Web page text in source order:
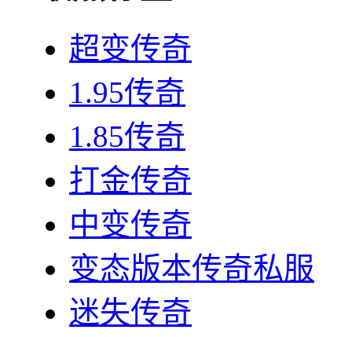
超变传奇
1.95传奇
1.85传奇
打金传奇
中变传奇
变态版本传奇私服
迷失传奇